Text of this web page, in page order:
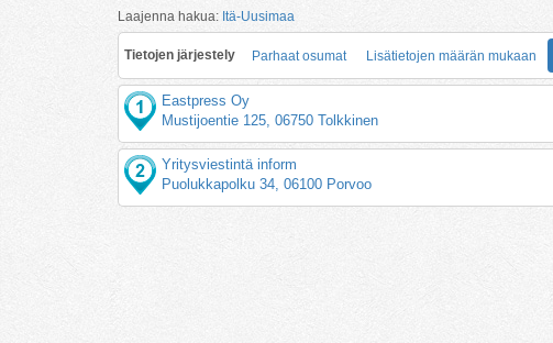
Laajenna hakua: Itä-Uusimaa
Tietojen järjestely Parhaat osumat Lisätietojen määrän mukaan
Eastpress Oy
Mustijoentie 125, 06750 Tolkkinen
Yritysviestintä inform
Puolukkapolku 34, 06100 Porvoo